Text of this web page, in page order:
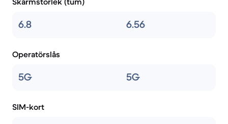
6.8 6.56
Operatörslås
5G 5G
SIM-kort